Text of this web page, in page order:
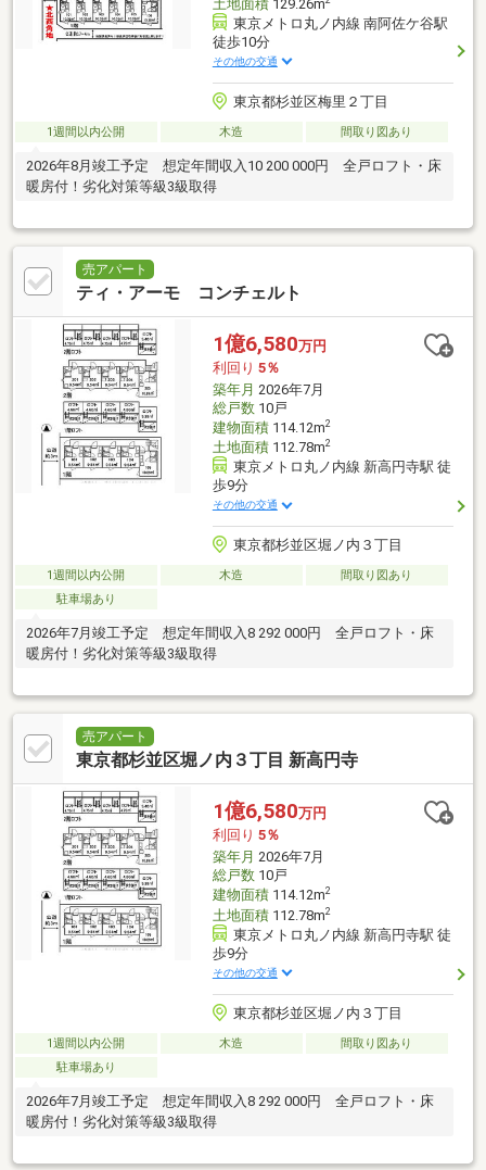
土地面積129.26m
東京メトロ丸ノ内線 南阿佐ケ谷駅
徒歩10分
その他の交通
東京都杉並区梅里２丁目
1週間以内公開 木造 間取り図あり
2026年8月竣工予定 想定年間収入10 200 000円 全戸ロフト・床
暖房付！劣化対策等級3級取得
売アパート
ティ・アーモ コンチェルト
1億6,580万円
利回り 5％
築年月 2026年7月
総戸数10戸
建物面積114.12m2
土地面積112.78m2
東京メトロ丸ノ内線 新高円寺駅 徒
歩9分
その他の交通
東京都杉並区堀ノ内３丁目
1週間以内公開 木造
間取り図あり
駐車場あり
2026年7月竣工予定 想定年間収入8 292 000円 全戸ロフト・床
暖房付！劣化対策等級3級取得
売アパート
東京都杉並区堀ノ内３丁目 新高円寺
1億6,580万円
利回り 5％
築年月 2026年7月
総戸数10戸
建物面積114.12m2
土地面積112.78m2
東京メトロ丸ノ内線 新高円寺駅 徒
歩9分
その他の交通
東京都杉並区堀ノ内３丁目
1週間以内公開 木造
間取り図あり
駐車場あり
2026年7月竣工予定 想定年間収入8 292 000円 全戸ロフト・床
暖房付！劣化対策等級3級取得